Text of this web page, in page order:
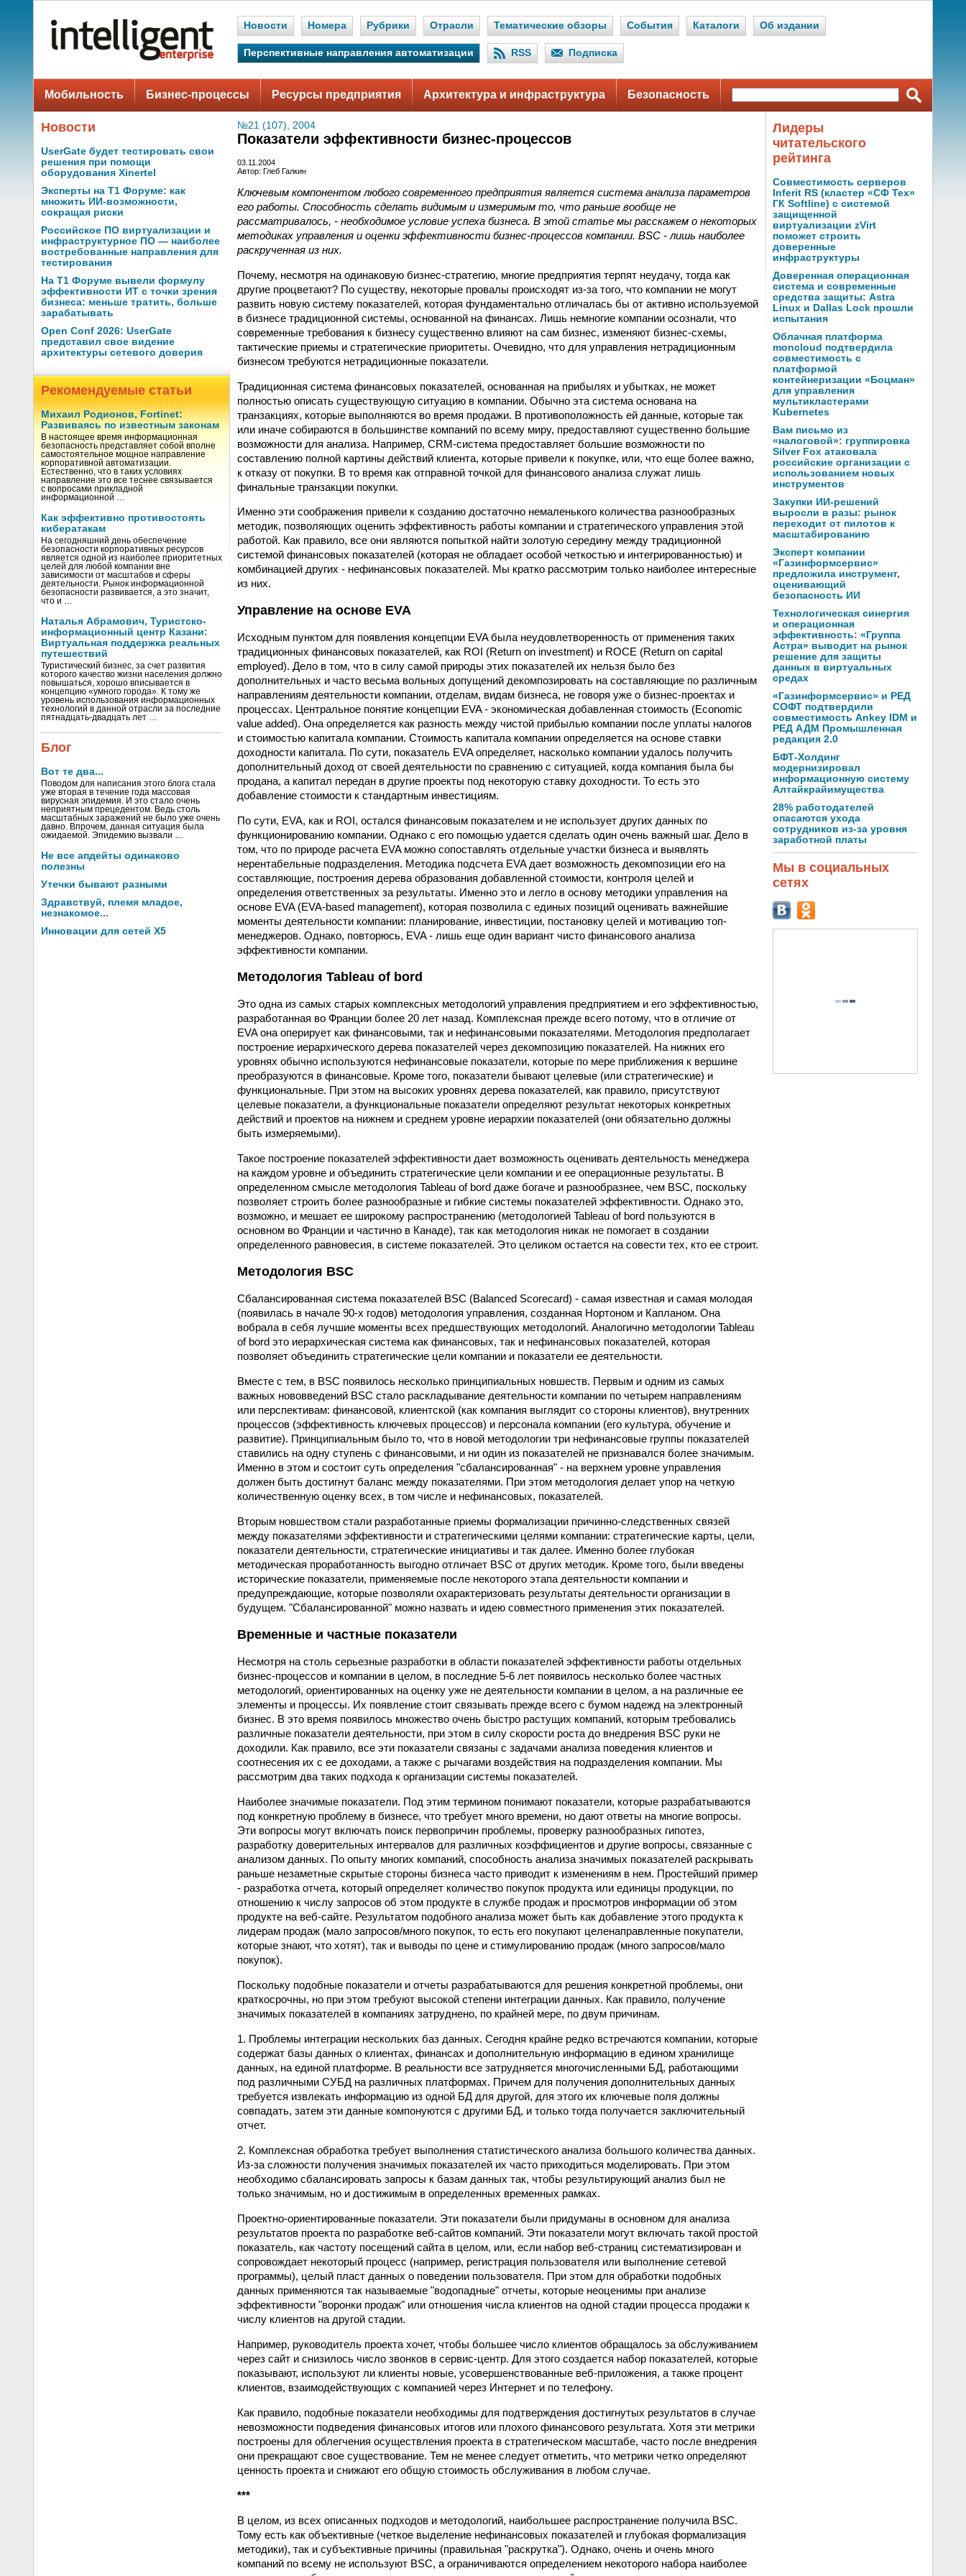
Новости Номера Рубрики Отрасли Тематические обзоры События Каталоги Об издании
Перспективные направления автоматизации RSS Подписка
Мобильность Бизнес-процессы Ресурсы предприятия Архитектура и инфраструктура Безопасность
Новости
UserGate будет тестировать свои
решения при помощи
оборудования Xinertel
Эксперты на Т1 Форуме: как
множить ИИ-возможности,
сокращая риски
Российское ПО виртуализации и
инфраструктурное ПО — наиболее
востребованные направления для
тестирования
На Т1 Форуме вывели формулу
эффективности ИТ с точки зрения
бизнеса: меньше тратить, больше
зарабатывать
Open Conf 2026: UserGate
представил свое видение
архитектуры сетевого доверия
Рекомендуемые статьи
Михаил Родионов, Fortinet:
Развиваясь по известным законам
В настоящее время информационная
безопасность представляет собой вполне
самостоятельное мощное направление
корпоративной автоматизации.
Естественно, что в таких условиях
направление это все теснее связывается
с вопросами прикладной
информационной …
Как эффективно противостоять
кибератакам
На сегодняшний день обеспечение
безопасности корпоративных ресурсов
является одной из наиболее приоритетных
целей для любой компании вне
зависимости от масштабов и сферы
деятельности. Рынок информационной
безопасности развивается, а это значит,
что и …
Наталья Абрамович, Туристско-
информационный центр Казани:
Виртуальная поддержка реальных
путешествий
Туристический бизнес, за счет развития
которого качество жизни населения должно
повышаться, хорошо вписывается в
концепцию «умного города». К тому же
уровень использования информационных
технологий в данной отрасли за последние
пятнадцать-двадцать лет …
Блог
Вот те два...
Поводом для написания этого блога стала
уже вторая в течение года массовая
вирусная эпидемия. И это стало очень
неприятным прецедентом. Ведь столь
масштабных заражений не было уже очень
давно. Впрочем, данная ситуация была
ожидаемой. Эпидемию вызвали …
Не все апдейты одинаково
полезны
Утечки бывают разными
Здравствуй, племя младое,
незнакомое...
Инновации для сетей X5
№21 (107), 2004
Показатели эффективности бизнес-процессов
03.11.2004
Автор: Глеб Галкин
Ключевым компонентом любого современного предприятия является система анализа параметров
его работы. Способность сделать видимым и измеримым то, что раньше вообще не
рассматривалось, - необходимое условие успеха бизнеса. В этой статье мы расскажем о некоторых
методиках управления и оценки эффективности бизнес-процессов компании. BSC - лишь наиболее
раскрученная из них.
Почему, несмотря на одинаковую бизнес-стратегию, многие предприятия терпят неудачу, тогда как
другие процветают? По существу, некоторые провалы происходят из-за того, что компании не могут
развить новую систему показателей, которая фундаментально отличалась бы от активно используемой
в бизнесе традиционной системы, основанной на финансах. Лишь немногие компании осознали, что
современные требования к бизнесу существенно влияют на сам бизнес, изменяют бизнес-схемы,
тактические приемы и стратегические приоритеты. Очевидно, что для управления нетрадиционным
бизнесом требуются нетрадиционные показатели.
Традиционная система финансовых показателей, основанная на прибылях и убытках, не может
полностью описать существующую ситуацию в компании. Обычно эта система основана на
транзакциях, которые выполняются во время продажи. В противоположность ей данные, которые так
или иначе собираются в большинстве компаний по всему миру, предоставляют существенно большие
возможности для анализа. Например, CRM-система предоставляет большие возможности по
составлению полной картины действий клиента, которые привели к покупке, или, что еще более важно,
к отказу от покупки. В то время как отправной точкой для финансового анализа служат лишь
финальные транзакции покупки.
Именно эти соображения привели к созданию достаточно немаленького количества разнообразных
методик, позволяющих оценить эффективность работы компании и стратегического управления этой
работой. Как правило, все они являются попыткой найти золотую середину между традиционной
системой финансовых показателей (которая не обладает особой четкостью и интегрированностью) и
комбинацией других - нефинансовых показателей. Мы кратко рассмотрим только наиболее интересные
из них.
Управление на основе EVA
Исходным пунктом для появления концепции EVA была неудовлетворенность от применения таких
традиционных финансовых показателей, как ROI (Return on investment) и ROCE (Return on capital
employed). Дело в том, что в силу самой природы этих показателей их нельзя было без
дополнительных и часто весьма вольных допущений декомпозировать на составляющие по различным
направлениям деятельности компании, отделам, видам бизнеса, не говоря уже о бизнес-проектах и
процессах. Центральное понятие концепции EVA - экономическая добавленная стоимость (Economic
value added). Она определяется как разность между чистой прибылью компании после уплаты налогов
и стоимостью капитала компании. Стоимость капитала компании определяется на основе ставки
доходности капитала. По сути, показатель EVA определяет, насколько компании удалось получить
дополнительный доход от своей деятельности по сравнению с ситуацией, когда компания была бы
продана, а капитал передан в другие проекты под некоторую ставку доходности. То есть это
добавление стоимости к стандартным инвестициям.
По сути, EVA, как и ROI, остался финансовым показателем и не использует других данных по
функционированию компании. Однако с его помощью удается сделать один очень важный шаг. Дело в
том, что по природе расчета EVA можно сопоставлять отдельные участки бизнеса и выявлять
нерентабельные подразделения. Методика подсчета EVA дает возможность декомпозиции его на
составляющие, построения дерева образования добавленной стоимости, контроля целей и
определения ответственных за результаты. Именно это и легло в основу методики управления на
основе EVA (EVA-based management), которая позволила с единых позиций оценивать важнейшие
моменты деятельности компании: планирование, инвестиции, постановку целей и мотивацию топ-
менеджеров. Однако, повторюсь, EVA - лишь еще один вариант чисто финансового анализа
эффективности компании.
Методология Tableau of bord
Это одна из самых старых комплексных методологий управления предприятием и его эффективностью,
разработанная во Франции более 20 лет назад. Комплексная прежде всего потому, что в отличие от
EVA она оперирует как финансовыми, так и нефинансовыми показателями. Методология предполагает
построение иерархического дерева показателей через декомпозицию показателей. На нижних его
уровнях обычно используются нефинансовые показатели, которые по мере приближения к вершине
преобразуются в финансовые. Кроме того, показатели бывают целевые (или стратегические) и
функциональные. При этом на высоких уровнях дерева показателей, как правило, присутствуют
целевые показатели, а функциональные показатели определяют результат некоторых конкретных
действий и проектов на нижнем и среднем уровне иерархии показателей (они обязательно должны
быть измеряемыми).
Такое построение показателей эффективности дает возможность оценивать деятельность менеджера
на каждом уровне и объединить стратегические цели компании и ее операционные результаты. В
определенном смысле методология Tableau of bord даже богаче и разнообразнее, чем BSC, поскольку
позволяет строить более разнообразные и гибкие системы показателей эффективности. Однако это,
возможно, и мешает ее широкому распространению (методологией Tableau of bord пользуются в
основном во Франции и частично в Канаде), так как методология никак не помогает в создании
определенного равновесия, в системе показателей. Это целиком остается на совести тех, кто ее строит.
Методология BSC
Сбалансированная система показателей BSC (Balanced Scorecard) - самая известная и самая молодая
(появилась в начале 90-х годов) методология управления, созданная Нортоном и Капланом. Она
вобрала в себя лучшие моменты всех предшествующих методологий. Аналогично методологии Tableau
of bord это иерархическая система как финансовых, так и нефинансовых показателей, которая
позволяет объединить стратегические цели компании и показатели ее деятельности.
Вместе с тем, в BSC появилось несколько принципиальных новшеств. Первым и одним из самых
важных нововведений BSC стало раскладывание деятельности компании по четырем направлениям
или перспективам: финансовой, клиентской (как компания выглядит со стороны клиентов), внутренних
процессов (эффективность ключевых процессов) и персонала компании (его культура, обучение и
развитие). Принципиальным было то, что в новой методологии три нефинансовые группы показателей
ставились на одну ступень с финансовыми, и ни один из показателей не признавался более значимым.
Именно в этом и состоит суть определения "сбалансированная" - на верхнем уровне управления
должен быть достигнут баланс между показателями. При этом методология делает упор на четкую
количественную оценку всех, в том числе и нефинансовых, показателей.
Вторым новшеством стали разработанные приемы формализации причинно-следственных связей
между показателями эффективности и стратегическими целями компании: стратегические карты, цели,
показатели деятельности, стратегические инициативы и так далее. Именно более глубокая
методическая проработанность выгодно отличает BSC от других методик. Кроме того, были введены
исторические показатели, применяемые после некоторого этапа деятельности компании и
предупреждающие, которые позволяли охарактеризовать результаты деятельности организации в
будущем. "Сбалансированной" можно назвать и идею совместного применения этих показателей.
Временные и частные показатели
Несмотря на столь серьезные разработки в области показателей эффективности работы отдельных
бизнес-процессов и компании в целом, в последние 5-6 лет появилось несколько более частных
методологий, ориентированных на оценку уже не деятельности компании в целом, а на различные ее
элементы и процессы. Их появление стоит связывать прежде всего с бумом надежд на электронный
бизнес. В это время появилось множество очень быстро растущих компаний, которым требовались
различные показатели деятельности, при этом в силу скорости роста до внедрения BSC руки не
доходили. Как правило, все эти показатели связаны с задачами анализа поведения клиентов и
соотнесения их с ее доходами, а также с рычагами воздействия на подразделения компании. Мы
рассмотрим два таких подхода к организации системы показателей.
Наиболее значимые показатели. Под этим термином понимают показатели, которые разрабатываются
под конкретную проблему в бизнесе, что требует много времени, но дают ответы на многие вопросы.
Эти вопросы могут включать поиск первопричин проблемы, проверку разнообразных гипотез,
разработку доверительных интервалов для различных коэффициентов и другие вопросы, связанные с
анализом данных. По опыту многих компаний, способность анализа значимых показателей раскрывать
раньше незаметные скрытые стороны бизнеса часто приводит к изменениям в нем. Простейший пример
- разработка отчета, который определяет количество покупок продукта или единицы продукции, по
отношению к числу запросов об этом продукте в службе продаж и просмотров информации об этом
продукте на веб-сайте. Результатом подобного анализа может быть как добавление этого продукта к
лидерам продаж (мало запросов/много покупок, то есть его покупают целенаправленные покупатели,
которые знают, что хотят), так и выводы по цене и стимулированию продаж (много запросов/мало
покупок).
Поскольку подобные показатели и отчеты разрабатываются для решения конкретной проблемы, они
краткосрочны, но при этом требуют высокой степени интеграции данных. Как правило, получение
значимых показателей в компаниях затруднено, по крайней мере, по двум причинам.
1. Проблемы интеграции нескольких баз данных. Сегодня крайне редко встречаются компании, которые
содержат базы данных о клиентах, финансах и дополнительную информацию в едином хранилище
данных, на единой платформе. В реальности все затрудняется многочисленными БД, работающими
под различными СУБД на различных платформах. Причем для получения дополнительных данных
требуется извлекать информацию из одной БД для другой, для этого их ключевые поля должны
совпадать, затем эти данные компонуются с другими БД, и только тогда получается заключительный
отчет.
2. Комплексная обработка требует выполнения статистического анализа большого количества данных.
Из-за сложности получения значимых показателей их часто приходиться моделировать. При этом
необходимо сбалансировать запросы к базам данных так, чтобы результирующий анализ был не
только значимым, но и достижимым в определенных временных рамках.
Проектно-ориентированные показатели. Эти показатели были придуманы в основном для анализа
результатов проекта по разработке веб-сайтов компаний. Эти показатели могут включать такой простой
показатель, как частоту посещений сайта в целом, или, если набор веб-страниц систематизирован и
сопровождает некоторый процесс (например, регистрация пользователя или выполнение сетевой
программы), целый пласт данных о поведении пользователя. При этом для обработки подобных
данных применяются так называемые "водопадные" отчеты, которые неоценимы при анализе
эффективности "воронки продаж" или отношения числа клиентов на одной стадии процесса продажи к
числу клиентов на другой стадии.
Например, руководитель проекта хочет, чтобы большее число клиентов обращалось за обслуживанием
через сайт и снизилось число звонков в сервис-центр. Для этого создается набор показателей, которые
показывают, используют ли клиенты новые, усовершенствованные веб-приложения, а также процент
клиентов, взаимодействующих с компанией через Интернет и по телефону.
Как правило, подобные показатели необходимы для подтверждения достигнутых результатов в случае
невозможности подведения финансовых итогов или плохого финансового результата. Хотя эти метрики
построены для облегчения осуществления проекта в стратегическом масштабе, часто после внедрения
они прекращают свое существование. Тем не менее следует отметить, что метрики четко определяют
ценность проекта и снижают его общую стоимость обслуживания в любом случае.
***
В целом, из всех описанных подходов и методологий, наибольшее распространение получила BSC.
Тому есть как объективные (четкое выделение нефинансовых показателей и глубокая формализация
методики), так и субъективные причины (правильная "раскрутка"). Однако, очень и очень много
компаний по всему не используют BSC, а ограничиваются определением некоторого набора наиболее
Лидеры
читательского
рейтинга
Совместимость серверов
Inferit RS (кластер «СФ Тех»
ГК Softline) с системой
защищенной
виртуализации zVirt
поможет строить
доверенные
инфраструктуры
Доверенная операционная
система и современные
средства защиты: Astra
Linux и Dallas Lock прошли
испытания
Облачная платформа
moncloud подтвердила
совместимость с
платформой
контейнеризации «Боцман»
для управления
мультикластерами
Kubernetes
Вам письмо из
«налоговой»: группировка
Silver Fox атаковала
российские организации с
использованием новых
инструментов
Закупки ИИ-решений
выросли в разы: рынок
переходит от пилотов к
масштабированию
Эксперт компании
«Газинформсервис»
предложила инструмент,
оценивающий
безопасность ИИ
Технологическая синергия
и операционная
эффективность: «Группа
Астра» выводит на рынок
решение для защиты
данных в виртуальных
средах
«Газинформсервис» и РЕД
СОФТ подтвердили
совместимость Ankey IDM и
РЕД АДМ Промышленная
редакция 2.0
БФТ-Холдинг
модернизировал
информационную систему
Алтайкрайимущества
28% работодателей
опасаются ухода
сотрудников из-за уровня
заработной платы
Мы в социальных
сетях